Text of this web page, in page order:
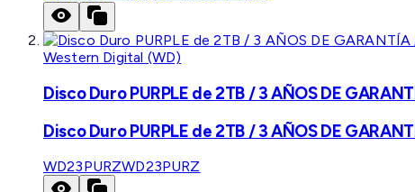
Western Digital (WD)
Disco Duro PURPLE de 2TB / 3 AÑOS DE
Disco Duro PURPLE de 2TB / 3 AÑOS DE
WD23PURZWD23PURZ